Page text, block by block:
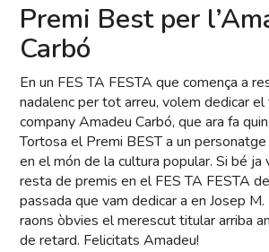
Premi Best per
Carbó
En un FES TA FESTA que comença a
nadalenc per tot arreu, volem dedicar
company Amadeu Carbó, que ara fa
Tortosa el Premi BEST a un
en el món de la cultura popular. Si bé ja
resta de premis en el FES TA FESTA
passada que vam dedicar a en Josep M.
raons òbvies el merescut titular arriba
de retard. Felicitats Amadeu!